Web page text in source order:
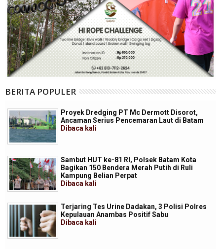
BERITA POPULER
Proyek Dredging PT Mc Dermott Disorot,
Ancaman Serius Pencemaran Laut di Batam
Dibaca kali
Sambut HUT ke-81 RI, Polsek Batam Kota
Bagikan 150 Bendera Merah Putih di Ruli
Kampung Belian Perpat
Dibaca kali
Terjaring Tes Urine Dadakan, 3 Polisi Polres
Kepulauan Anambas Positif Sabu
Dibaca kali